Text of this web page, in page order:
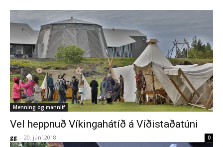
Menning og mannlíf
Vel heppnuð Víkingahátíð á Víðistaðatúni
gg - 20. júní 2018 0